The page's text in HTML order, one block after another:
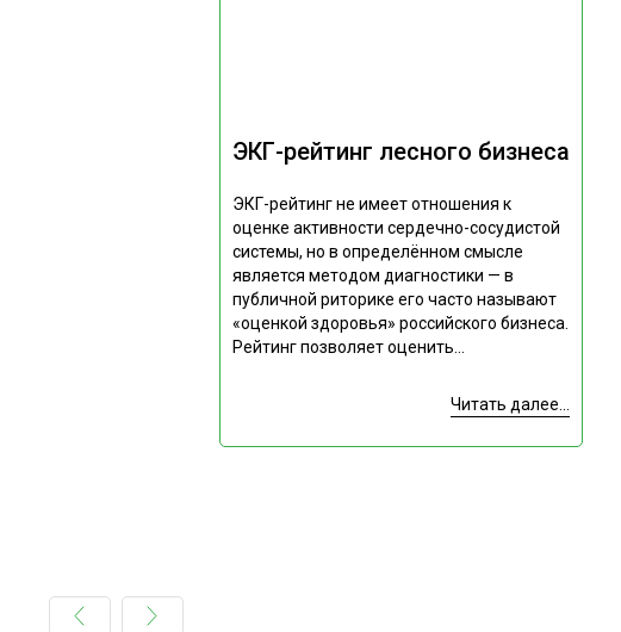
ЭКГ-рейтинг лесного бизнеса
ЭКГ-рейтинг не имеет отношения к
оценке активности сердечно-сосудистой
системы, но в определённом смысле
является методом диагностики — в
публичной риторике его часто называют
«оценкой здоровья» российского бизнеса.
Рейтинг позволяет оценить...
Читать далее...